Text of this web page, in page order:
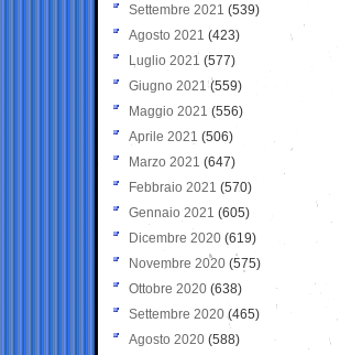
Settembre 2021 (539)
Agosto 2021 (423)
Luglio 2021 (577)
Giugno 2021(559)
Maggio 2021 (556)
Aprile 2021 (506)
Marzo 2021 (647)
Febbraio 2021 (570)
Gennaio 2021 (605)
Dicembre 2020 (619)
Novembre 2020 (575)
Ottobre 2020 (638)
Settembre 2020(465)
Agosto 2020 (588)